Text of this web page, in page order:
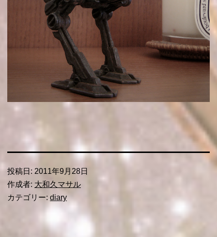
投稿日: 2011年9月28日
作成者: 大和久マサル
カテゴリー: diary